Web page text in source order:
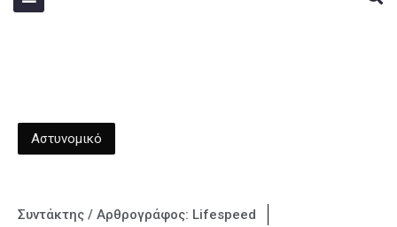
Αστυνομικό
Συντάκτης / Αρθρογράφος: Lifespeed